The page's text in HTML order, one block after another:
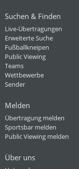
Suchen & Finden
Live-Übertragungen
Erweiterte Suche
Fußballkneipen
Public Viewing
Teams
Wettbewerbe
Sender
Melden
Übertragung melden
Sportsbar melden
Public Viewing melden
Über uns